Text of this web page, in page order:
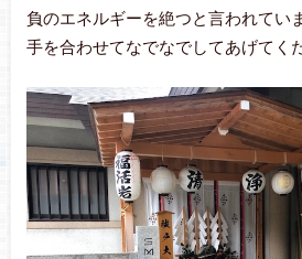
負のエネルギーを絶つと言われてい
手を合わせてなでなでしてあげてく